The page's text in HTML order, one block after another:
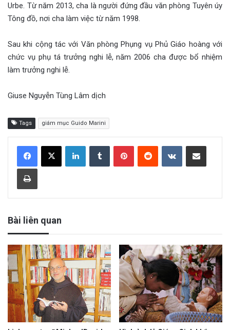
Urbe. Từ năm 2013, cha là người đứng đầu văn phòng Tuyên úy
Tông đồ, nơi cha làm việc từ năm 1998.
Sau khi cộng tác với Văn phòng Phụng vụ Phủ Giáo hoàng với
chức vụ phụ tá trưởng nghi lễ, năm 2006 cha được bổ nhiệm
làm trưởng nghi lễ.
Giuse Nguyễn Tùng Lâm dịch
Tags giám mục Guido Marini
Bài liên quan